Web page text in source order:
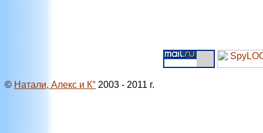
© Натали, Алекс и К° 2003 - 2011 г.